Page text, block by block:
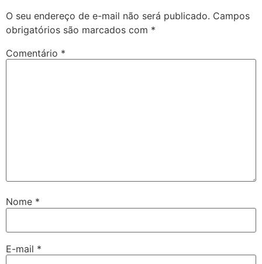
O seu endereço de e-mail não será publicado. Campos
obrigatórios são marcados com *
Comentário *
Nome *
E-mail *